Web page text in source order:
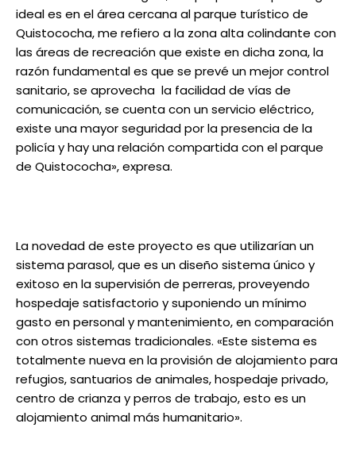
ideal es en el área cercana al parque turístico de
Quistococha, me refiero a la zona alta colindante con
las áreas de recreación que existe en dicha zona, la
razón fundamental es que se prevé un mejor control
sanitario, se aprovecha la facilidad de vías de
comunicación, se cuenta con un servicio eléctrico,
existe una mayor seguridad por la presencia de la
policía y hay una relación compartida con el parque
de Quistococha», expresa.
La novedad de este proyecto es que utilizarían un
sistema parasol, que es un diseño sistema único y
exitoso en la supervisión de perreras, proveyendo
hospedaje satisfactorio y suponiendo un mínimo
gasto en personal y mantenimiento, en comparación
con otros sistemas tradicionales. «Este sistema es
totalmente nueva en la provisión de alojamiento para
refugios, santuarios de animales, hospedaje privado,
centro de crianza y perros de trabajo, esto es un
alojamiento animal más humanitario».